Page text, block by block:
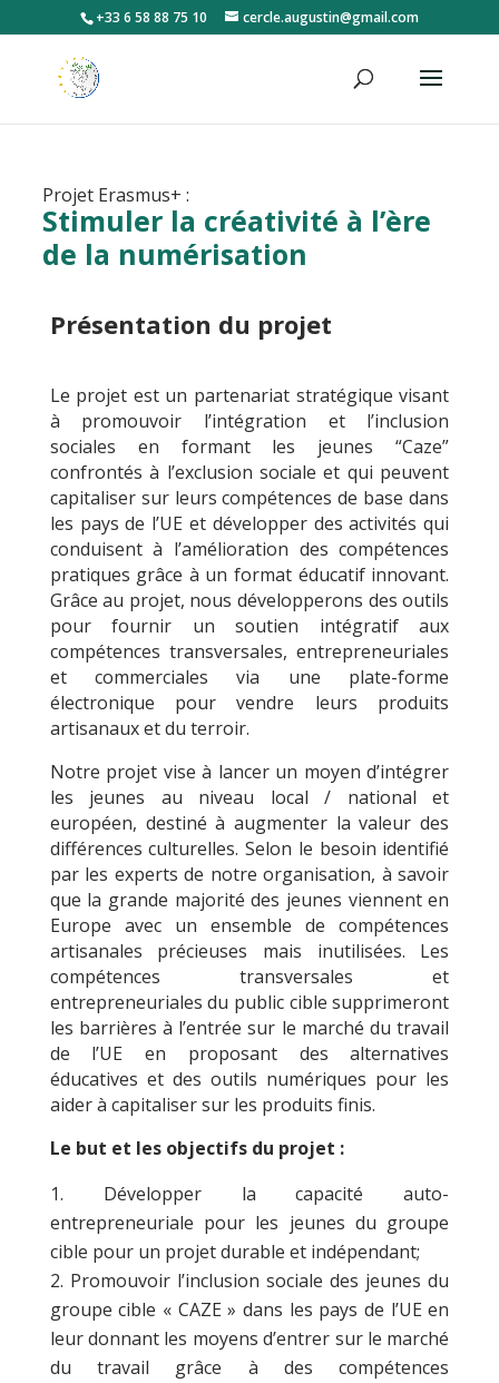
+33 6 58 88 75 10 cercle.augustin@gmail.com
Projet Erasmus+ :
Stimuler la créativité à l’ère
de la numérisation
Présentation du projet
Le projet est un partenariat stratégique visant
à promouvoir l’intégration et l’inclusion
sociales en formant les jeunes “Caze”
confrontés à l’exclusion sociale et qui peuvent
capitaliser sur leurs compétences de base dans
les pays de l’UE et développer des activités qui
conduisent à l’amélioration des compétences
pratiques grâce à un format éducatif innovant.
Grâce au projet, nous développerons des outils
pour fournir un soutien intégratif aux
compétences transversales, entrepreneuriales
et commerciales via une plate-forme
électronique pour vendre leurs produits
artisanaux et du terroir.
Notre projet vise à lancer un moyen d’intégrer
les jeunes au niveau local / national et
européen, destiné à augmenter la valeur des
différences culturelles. Selon le besoin identifié
par les experts de notre organisation, à savoir
que la grande majorité des jeunes viennent en
Europe avec un ensemble de compétences
artisanales précieuses mais inutilisées. Les
compétences transversales et
entrepreneuriales du public cible supprimeront
les barrières à l’entrée sur le marché du travail
de l’UE en proposant des alternatives
éducatives et des outils numériques pour les
aider à capitaliser sur les produits finis.
Le but et les objectifs du projet :
Développer la capacité auto-
entrepreneuriale pour les jeunes du groupe
cible pour un projet durable et indépendant;
Promouvoir l’inclusion sociale des jeunes du
groupe cible « CAZE » dans les pays de l’UE en
leur donnant les moyens d’entrer sur le marché
du travail grâce à des compétences